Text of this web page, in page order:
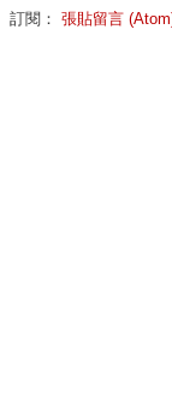
訂閱： 張貼留言